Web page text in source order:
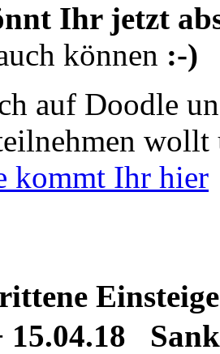
Ihr jetzt
können :-)
auf Doodle
kommt Ihr hier
15.04.18